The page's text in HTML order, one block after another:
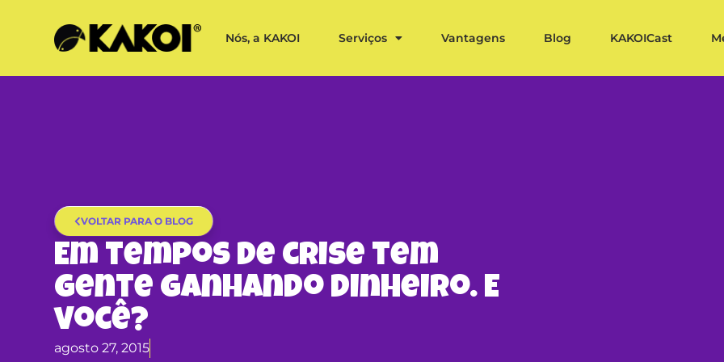
Nós, a KAKOI Serviços Vantagens Blog KAKOICast
VOLTAR PARA O BLOG
Em tempos de crise tem
gente ganhando dinheiro. E
você?
agosto 27, 2015